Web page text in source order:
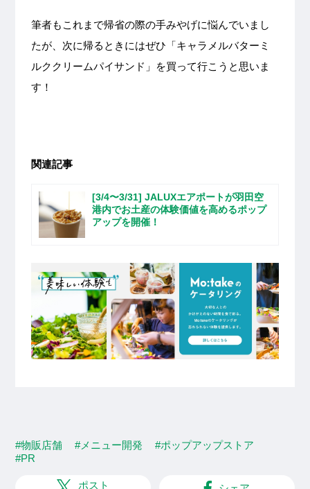
筆者もこれまで帰省の際の手みやげに悩んでいまし
たが、次に帰るときにはぜひ「キャラメルバターミ
ルククリームパイサンド」を買って行こうと思いま
す！
関連記事
[3/4〜3/31] JALUXエアポートが羽田空
港内でお土産の体験価値を高めるポップ
アップを開催！
#物販店舗 #メニュー開発
#ポップアップストア
#PR
ポスト